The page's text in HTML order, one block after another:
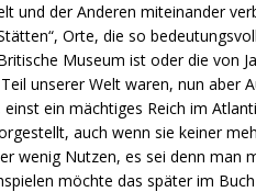
und der Anderen miteinander
Orte, die so
Museum ist oder die von
unserer Welt waren, nun aber
ein mächtiges Reich im
auch wenn sie keiner
wenig Nutzen, es sei denn man
möchte das später im